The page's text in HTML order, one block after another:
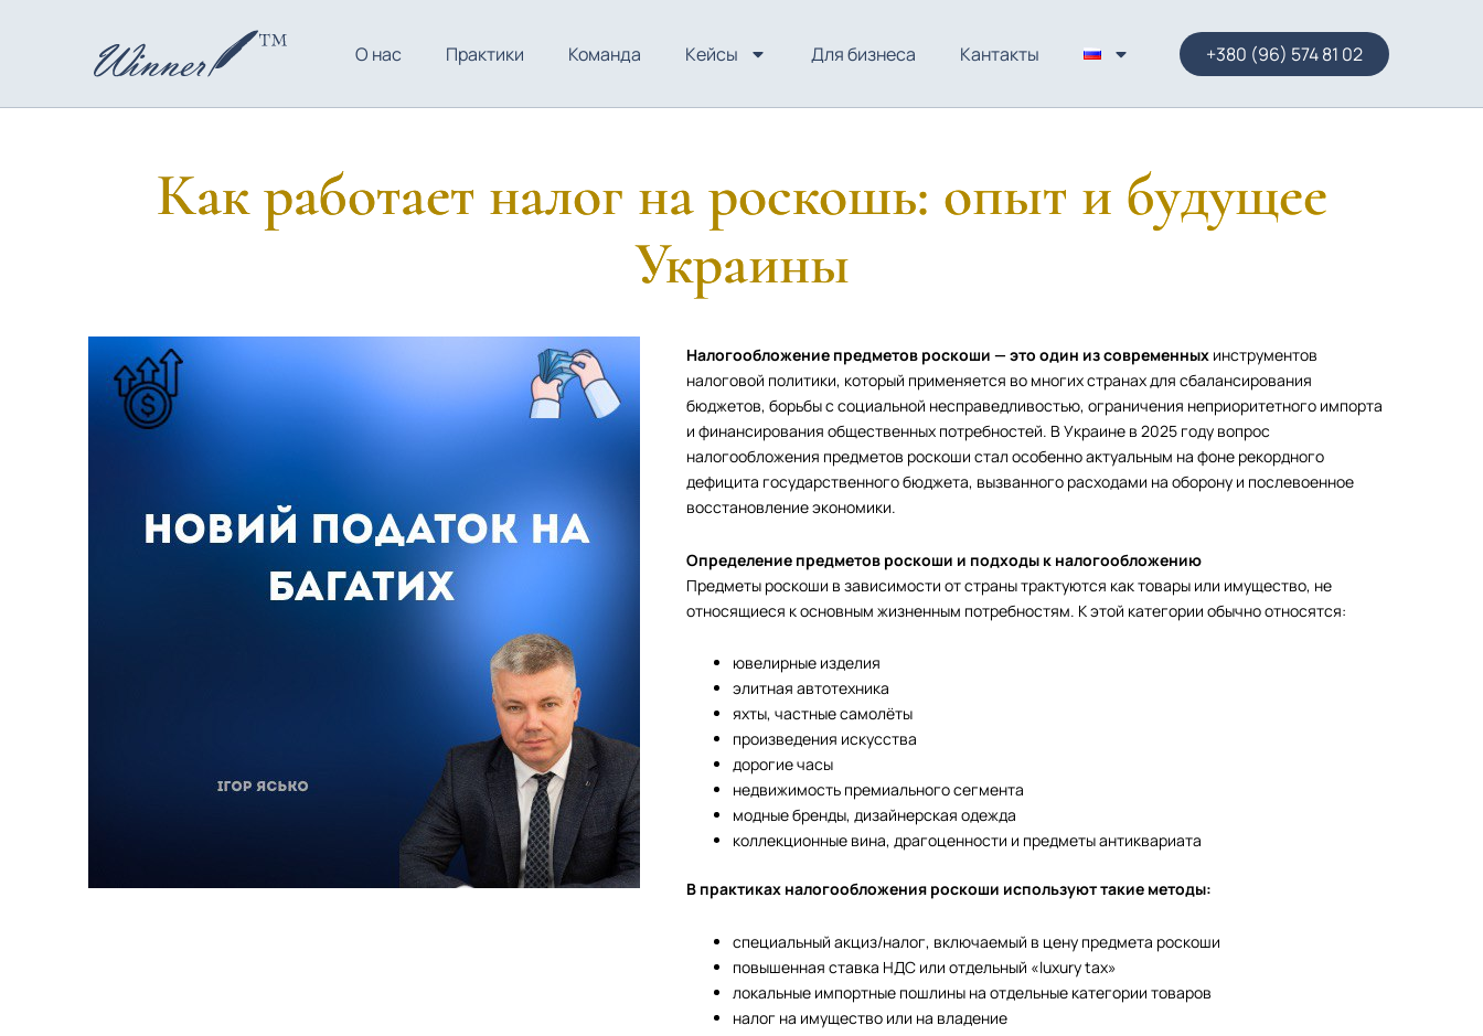
О нас Практики Команда Кейсы Для бизнеса Кантакты +380 (96) 574 81 02
Как работает налог на роскошь: опыт и будущее
Украины
Налогообложение предметов роскоши — это один из современных инструментов
налоговой политики, который применяется во многих странах для сбалансирования
бюджетов, борьбы с социальной несправедливостью, ограничения неприоритетного импорта
и финансирования общественных потребностей. В Украине в 2025 году вопрос
налогообложения предметов роскоши стал особенно актуальным на фоне рекордного
дефицита государственного бюджета, вызванного расходами на оборону и послевоенное
восстановление экономики.
Определение предметов роскоши и подходы к налогообложению
Предметы роскоши в зависимости от страны трактуются как товары или имущество, не
относящиеся к основным жизненным потребностям. К этой категории обычно относятся:
ювелирные изделия
элитная автотехника
яхты, частные самолёты
произведения искусства
дорогие часы
недвижимость премиального сегмента
модные бренды, дизайнерская одежда
коллекционные вина, драгоценности и предметы антиквариата
В практиках налогообложения роскоши используют такие методы:
специальный акциз/налог, включаемый в цену предмета роскоши
повышенная ставка НДС или отдельный «luxury tax»
локальные импортные пошлины на отдельные категории товаров
налог на имущество или на владение